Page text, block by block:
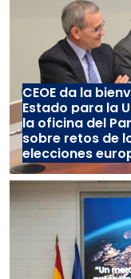
CEOE da la
Estado para la
la oficina del
sobre retos de
elecciones